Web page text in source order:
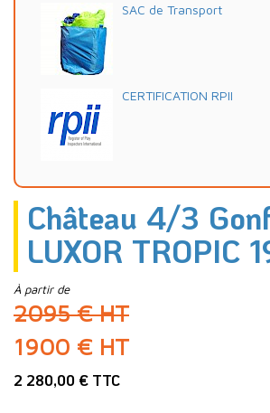
SAC de Transport
CERTIFICATION RPII
Château 4/3
LUXOR TROPIC
À partir de
2095 € HT
1900 € HT
2 280,00 € TTC